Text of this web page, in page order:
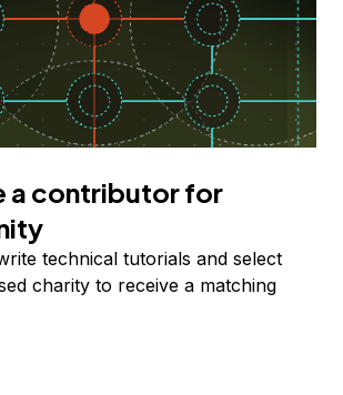
a contributor for
technical tutorials and select
charity to receive a matching